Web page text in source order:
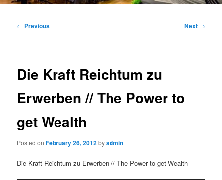
Post
← Previous Next →
Die Kraft Reichtum zu
Erwerben // The Power to
get Wealth
Posted onFebruary 26, 2012byadmin
Die Kraft Reichtum zu Erwerben // The Power to get Wealth